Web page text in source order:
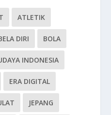
ATLETIK
DIRI BOLA
INDONESIA
ERA DIGITAL
JEPANG